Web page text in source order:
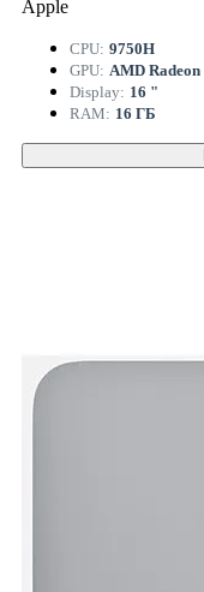
Apple
CPU: 9750H
GPU: AMD Radeon
Display: 16 "
RAM: 16 ГБ